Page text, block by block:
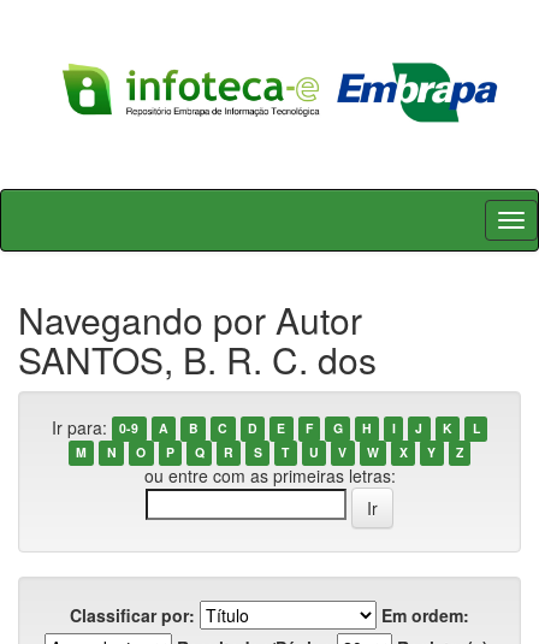
Skip
Navegando por Autor
SANTOS, B. R. C. dos
Ir para: 0-9 A B C D E F G H I J K
L
M
N O P Q R S T U V W X Y Z
ou entre com as primeiras letras:
Classificar por:
Em ordem: